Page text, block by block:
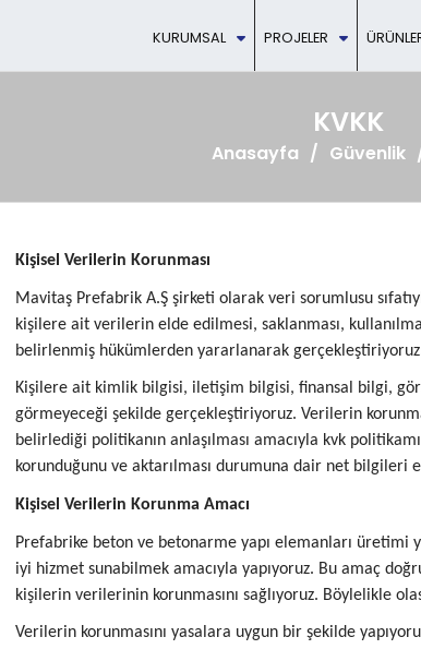
KURUMSAL PROJELER
KVKK
Anasayfa Güvenlik
Kişisel Verilerin Korunması
Mavitaş Prefabrik A.Ş şirketi olarak veri sorumlusu
kişilere ait verilerin elde edilmesi, saklanması,
belirlenmiş hükümlerden yararlanarak
Kişilere ait kimlik bilgisi, iletişim bilgisi, finansal bilgi,
görmeyeceği şekilde gerçekleştiriyoruz. Verilerin
belirlediği politikanın anlaşılması amacıyla kvk
korunduğunu ve aktarılması durumuna dair net bilgileri
Kişisel Verilerin Korunma Amacı
Prefabrike beton ve betonarme yapı elemanları
iyi hizmet sunabilmek amacıyla yapıyoruz. Bu amaç
kişilerin verilerinin korunmasını sağlıyoruz. Böylelikle
Verilerin korunmasını yasalara uygun bir şekilde